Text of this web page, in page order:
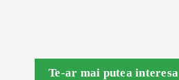
Te-ar mai putea interesa